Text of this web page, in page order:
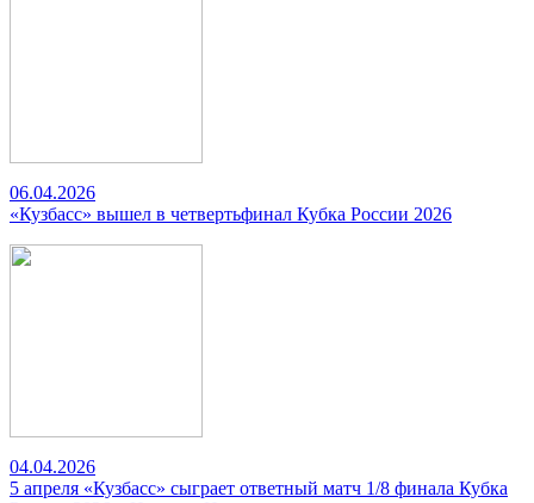
06.04.2026
«Кузбасс» вышел в четвертьфинал Кубка России 2026
04.04.2026
5 апреля «Кузбасс» сыграет ответный матч 1/8 финала Кубка